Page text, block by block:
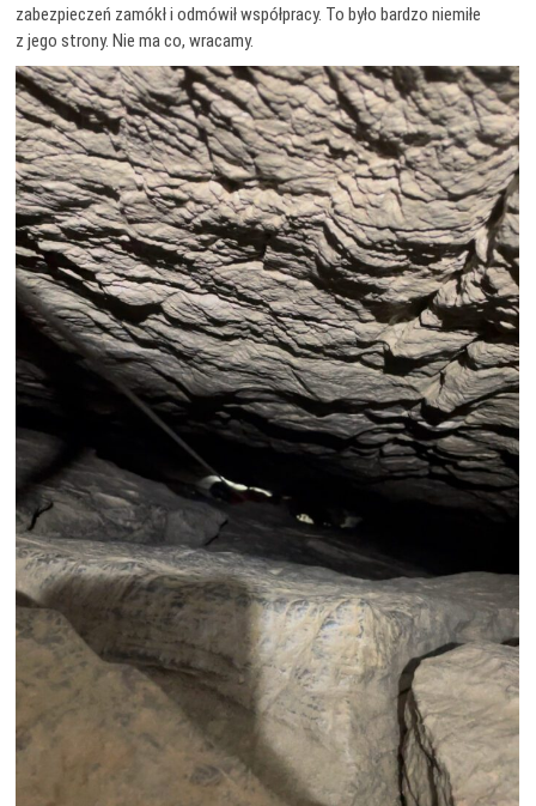
zabezpieczeń zamókł i odmówił współpracy. To było bardzo niemiłe
z jego strony. Nie ma co, wracamy.